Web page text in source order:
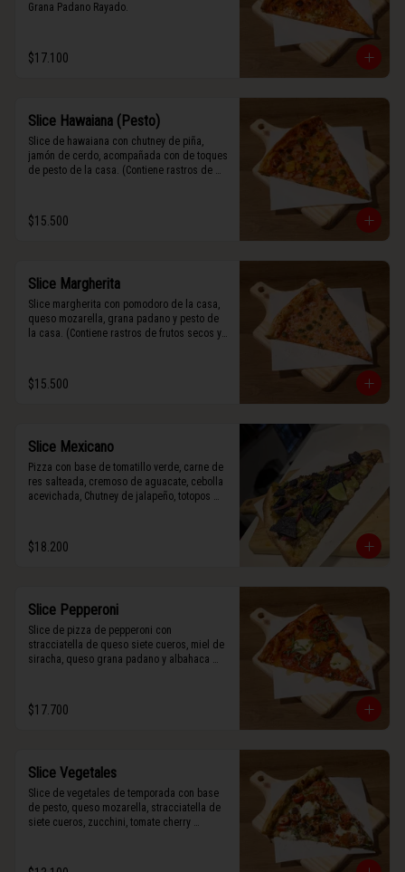
Grana Padano Rayado.
$17.100
Slice Hawaiana (Pesto)
Slice de hawaiana con chutney de piña,
jamón de cerdo, acompañada con de toques
de pesto de la casa. (Contiene rastros de
$15.500
Slice Margherita
Slice margherita con pomodoro de la casa,
queso mozarella, grana padano y pesto de
la casa. (Contiene rastros de frutos secos y
$15.500
Slice Mexicano
Pizza con base de tomatillo verde, carne de
res salteada, cremoso de aguacate, cebolla
acevichada, Chutney de jalapeño, totopos
$18.200
Slice Pepperoni
Slice de pizza de pepperoni con
stracciatella de queso siete cueros, miel de
siracha, queso grana padano y albahaca
$17.700
Slice Vegetales
Slice de vegetales de temporada con base
de pesto, queso mozarella, stracciatella de
siete cueros, zucchini, tomate cherry
fresca.